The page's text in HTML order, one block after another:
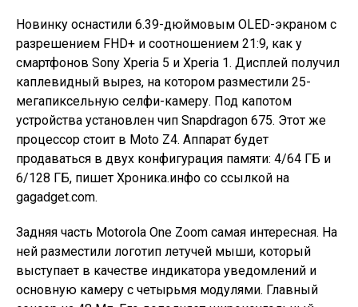
Новинку оснастили 6.39-дюймовым OLED-экраном с
разрешением FHD+ и соотношением 21:9, как у
смартфонов Sony Xperia 5 и Xperia 1. Дисплей получил
каплевидный вырез, на котором разместили 25-
мегапиксельную селфи-камеру. Под капотом
устройства установлен чип Snapdragon 675. Этот же
процессор стоит в Moto Z4. Аппарат будет
продаваться в двух конфигурация памяти: 4/64 ГБ и
6/128 ГБ, пишет Хроника.инфо со ссылкой на
gagadget.com.
Задняя часть Motorola One Zoom самая интересная. На
ней разместили логотип летучей мыши, который
выступает в качестве индикатора уведомлений и
основную камеру с четырьмя модулями. Главный